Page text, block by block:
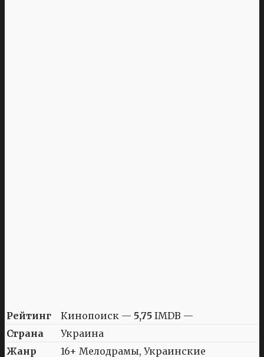
Рейтинг Кинопоиск — 5,75 IMDB —
Страна
Украина
Жанр
16+ Мелодрамы, Украинские